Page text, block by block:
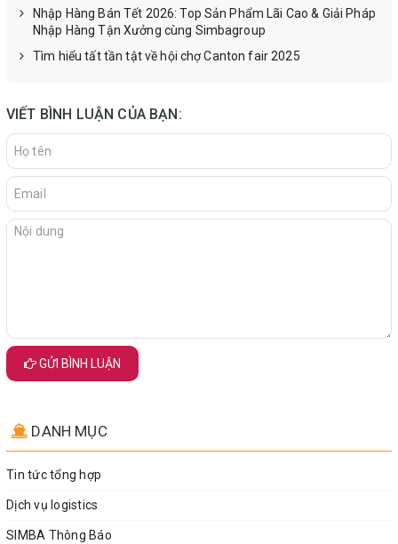
Nhập Hàng Bán Tết 2026: Top Sản Phẩm Lãi Cao & Giải Pháp
Nhập Hàng Tận Xưởng cùng Simbagroup
Tìm hiểu tất tần tật về hội chợ Canton fair 2025
VIẾT BÌNH LUẬN CỦA BẠN:
GỬI BÌNH LUẬN
DANH MỤC
Tin tức tổng hợp
Dịch vụ logistics
SIMBA Thông Báo